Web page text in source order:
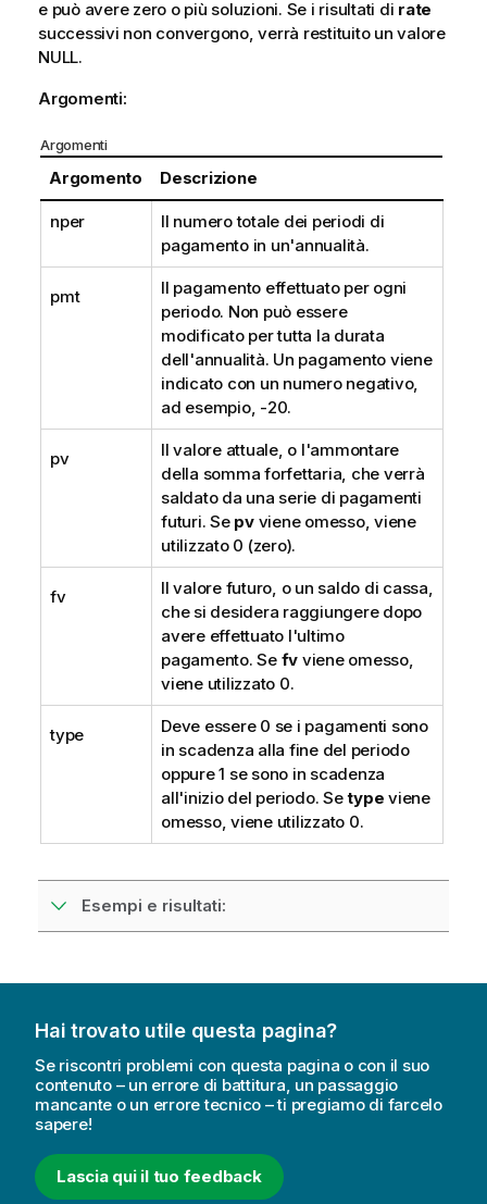
e può avere zero o più soluzioni. Se i risultati di rate
successivi non convergono, verrà restituito un valore
NULL.
Argomenti:
Argomenti
Argomento Descrizione
nper
Il numero totale dei periodi di
pagamento in un'annualità.
pmt
Il pagamento effettuato per ogni
periodo. Non può essere
modificato per tutta la durata
dell'annualità. Un pagamento viene
indicato con un numero negativo,
ad esempio, -20.
pv
Il valore attuale, o l'ammontare
della somma forfettaria, che verrà
saldato da una serie di pagamenti
futuri. Se pvviene omesso, viene
utilizzato 0 (zero).
fv
Il valore futuro, o un saldo di cassa,
che si desidera raggiungere dopo
avere effettuato l'ultimo
pagamento. Se fv viene omesso,
viene utilizzato 0.
type
Deve essere 0 se i pagamenti sono
in scadenza alla fine del periodo
oppure 1 se sono in scadenza
all'inizio del periodo. Setype viene
omesso, viene utilizzato 0.
Esempi e risultati:
Hai trovato utile questa pagina?
Se riscontri problemi con questa pagina o con il suo
contenuto – un errore di battitura, un passaggio
mancante o un errore tecnico – ti pregiamo di farcelo
sapere!
Lascia qui il tuo feedback